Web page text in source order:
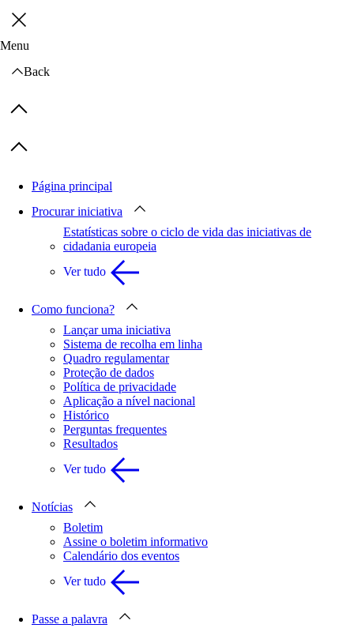
Fechar
Menu
Back
Previous items
Next items
Página principal
Procurar iniciativa
Estatísticas sobre o ciclo de vida das iniciativas de
cidadania europeia
Ver tudo
Como funciona?
Lançar uma iniciativa
Sistema de recolha em linha
Quadro regulamentar
Proteção de dados
Política de privacidade
Aplicação a nível nacional
Histórico
Perguntas frequentes
Resultados
Ver tudo
Notícias
Boletim
Assine o boletim informativo
Calendário dos eventos
Ver tudo
Passe a palavra